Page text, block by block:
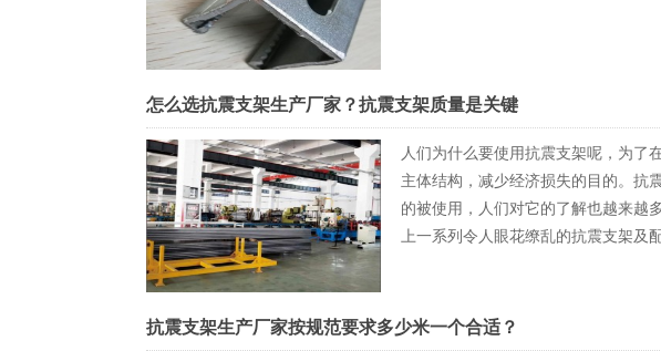
怎么选抗震支架生产厂家？抗震支架质量是关键
人们为什么要使用抗震支架呢，为了
主体结构，减少经济损失的目的。抗
的被使用，人们对它的了解也越来越
上一系列令人眼花缭乱的抗震支架及
抗震支架生产厂家按规范要求多少米一个合适？